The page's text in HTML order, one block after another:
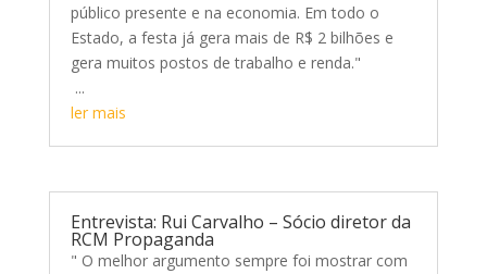
público presente e na economia. Em todo o
Estado, a festa já gera mais de R$ 2 bilhões e
gera muitos postos de trabalho e renda."
...
ler mais
Entrevista: Rui Carvalho – Sócio diretor da
RCM Propaganda
" O melhor argumento sempre foi mostrar com